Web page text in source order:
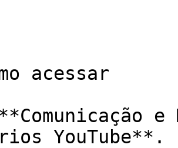
acessar
YouTube**.